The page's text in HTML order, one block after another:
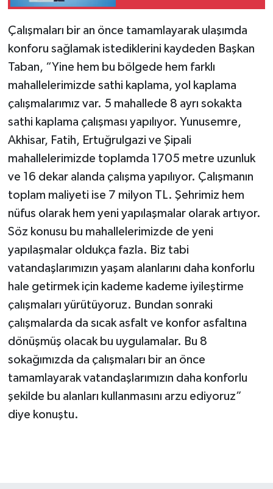
Çalışmaları bir an önce tamamlayarak ulaşımda
konforu sağlamak istediklerini kaydeden Başkan
Taban, “Yine hem bu bölgede hem farklı
mahallelerimizde sathi kaplama, yol kaplama
çalışmalarımız var. 5 mahallede 8 ayrı sokakta
sathi kaplama çalışması yapılıyor. Yunusemre,
Akhisar, Fatih, Ertuğrulgazi ve Şipali
mahallelerimizde toplamda 1705 metre uzunluk
ve 16 dekar alanda çalışma yapılıyor. Çalışmanın
toplam maliyeti ise 7 milyon TL. Şehrimiz hem
nüfus olarak hem yeni yapılaşmalar olarak artıyor.
Söz konusu bu mahallelerimizde de yeni
yapılaşmalar oldukça fazla. Biz tabi
vatandaşlarımızın yaşam alanlarını daha konforlu
hale getirmek için kademe kademe iyileştirme
çalışmaları yürütüyoruz. Bundan sonraki
çalışmalarda da sıcak asfalt ve konfor asfaltına
dönüşmüş olacak bu uygulamalar. Bu 8
sokağımızda da çalışmaları bir an önce
tamamlayarak vatandaşlarımızın daha konforlu
şekilde bu alanları kullanmasını arzu ediyoruz”
diye konuştu.